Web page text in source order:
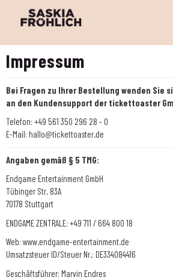
Impressum
Bei Fragen zu Ihrer Bestellung wenden Sie
an den Kundensupport der tickettoaster
Telefon: +49 561 350 296 28 - 0
E-Mail: hallo@tickettoaster.de
Angaben gemäß § 5 TMG:
Endgame Entertainment GmbH
Tübinger Str. 83A
70178 Stuttgart
ENDGAME ZENTRALE: +49 711 / 664 800 18
Web: www.endgame-entertainment.de
Umsatzsteuer ID/Steuer Nr.: DE334084416
Geschäftsführer: Marvin Endres